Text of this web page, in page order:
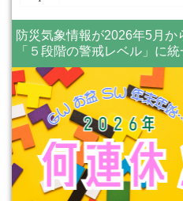
防災気象情報が2026年5月
「５段階の警戒レベル」に